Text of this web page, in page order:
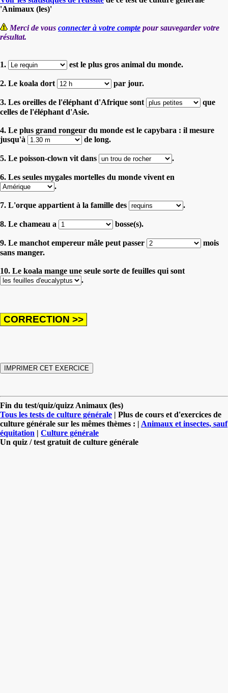
'Animaux (les)'
Merci de vous connecter à votre compte pour sauvegarder votre
résultat.
1. est le plus gros animal du monde.
2. Le koala dort par jour.
3. Les oreilles de l'éléphant d'Afrique sont
que
celles de l'éléphant d'Asie.
4. Le plus grand rongeur du monde est le capybara : il mesure
jusqu'à
de long.
5. Le poisson-clown vit dans .
6. Les seules mygales mortelles du monde vivent en
.
7. L'orque appartient à la famille des .
8. Le chameau a bosse(s).
9. Le manchot empereur mâle peut passer
mois
sans manger.
10. Le koala mange une seule sorte de feuilles qui sont
.
Fin du test/quiz/quizz Animaux (les)
Tous les tests de culture générale | Plus de cours et d'exercices de
culture générale sur les mêmes thèmes : | Animaux et insectes, sauf
équitation | Culture générale
Un quiz / test gratuit de culture générale